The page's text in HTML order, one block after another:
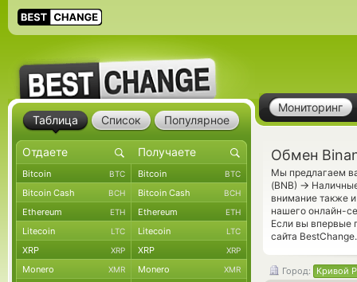
Мониторинг
Обмен
Мы предлагаем
(BNB) →
внимание также
нашего онлайн-
Если вы впервые
сайта BestChange.
Город: Кривой
Таблица Список Популярное
Bitcoin BTC Bitcoin BTC
Bitcoin Cash BCH Bitcoin Cash BCH
Ethereum ETH Ethereum ETH
Litecoin LTC Litecoin LTC
XRP XRP XRP XRP
Monero XMR Monero XMR